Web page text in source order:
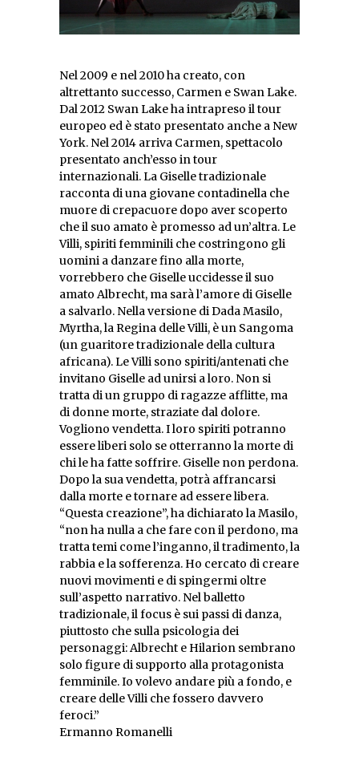
Nel 2009 e nel 2010 ha creato, con
altrettanto successo, Carmen e Swan Lake.
Dal 2012 Swan Lake ha intrapreso il tour
europeo ed è stato presentato anche a New
York. Nel 2014 arriva Carmen, spettacolo
presentato anch’esso in tour
internazionali. La Giselle tradizionale
racconta di una giovane contadinella che
muore di crepacuore dopo aver scoperto
che il suo amato è promesso ad un’altra. Le
Villi, spiriti femminili che costringono gli
uomini a danzare fino alla morte,
vorrebbero che Giselle uccidesse il suo
amato Albrecht, ma sarà l’amore di Giselle
a salvarlo. Nella versione di Dada Masilo,
Myrtha, la Regina delle Villi, è un Sangoma
(un guaritore tradizionale della cultura
africana). Le Villi sono spiriti/antenati che
invitano Giselle ad unirsi a loro. Non si
tratta di un gruppo di ragazze afflitte, ma
di donne morte, straziate dal dolore.
Vogliono vendetta. I loro spiriti potranno
essere liberi solo se otterranno la morte di
chi le ha fatte soffrire. Giselle non perdona.
Dopo la sua vendetta, potrà affrancarsi
dalla morte e tornare ad essere libera.
“Questa creazione”, ha dichiarato la Masilo,
“non ha nulla a che fare con il perdono, ma
tratta temi come l’inganno, il tradimento, la
rabbia e la sofferenza. Ho cercato di creare
nuovi movimenti e di spingermi oltre
sull’aspetto narrativo. Nel balletto
tradizionale, il focus è sui passi di danza,
piuttosto che sulla psicologia dei
personaggi: Albrecht e Hilarion sembrano
solo figure di supporto alla protagonista
femminile. Io volevo andare più a fondo, e
creare delle Villi che fossero davvero
feroci.”
Ermanno Romanelli